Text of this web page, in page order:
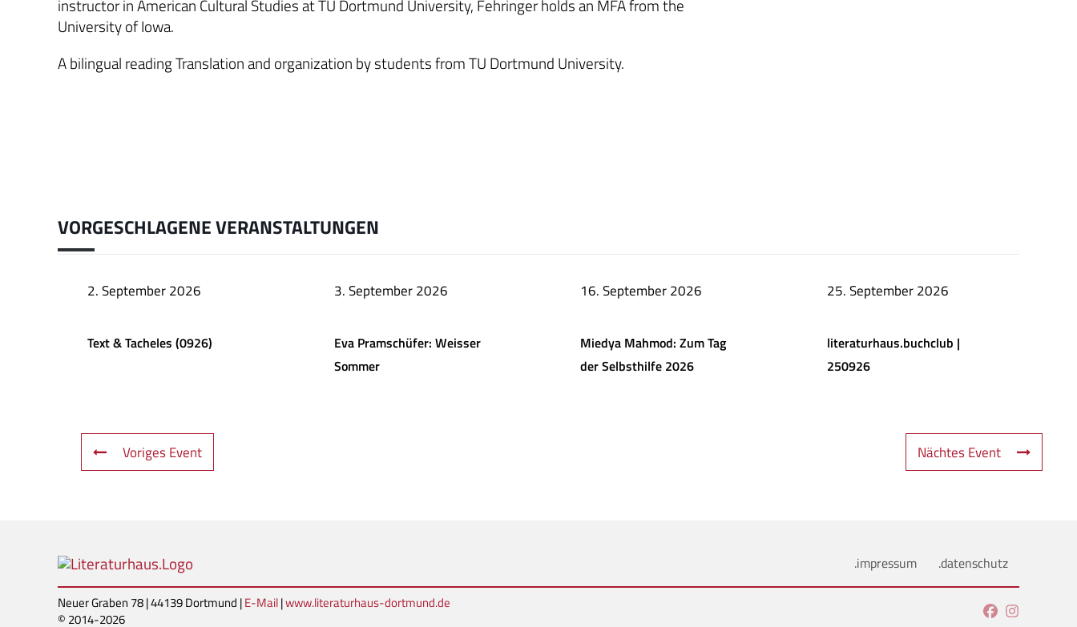
instructor in American Cultural Studies at TU Dortmund University, Fehringer holds an MFA from the
University of Iowa.
A bilingual reading Translation and organization by students from TU Dortmund University.
VORGESCHLAGENE VERANSTALTUNGEN
2. September 2026
Text & Tacheles (0926)
3. September 2026
Eva Pramschüfer: Weisser
Sommer
16. September 2026
Miedya Mahmod: Zum Tag
der Selbsthilfe 2026
25. September 2026
literaturhaus.buchclub |
250926
Voriges Event Nächtes Event
.impressum .datenschutz
Neuer Graben 78 | 44139 Dortmund |E-Mail|www.literaturhaus-dortmund.de
© 2014-2026